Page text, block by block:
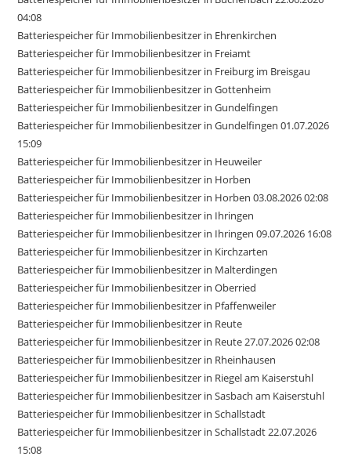
04:08
Batteriespeicher für Immobilienbesitzer in Ehrenkirchen
Batteriespeicher für Immobilienbesitzer in Freiamt
Batteriespeicher für Immobilienbesitzer in Freiburg im Breisgau
Batteriespeicher für Immobilienbesitzer in Gottenheim
Batteriespeicher für Immobilienbesitzer in Gundelfingen
Batteriespeicher für Immobilienbesitzer in Gundelfingen 01.07.2026
15:09
Batteriespeicher für Immobilienbesitzer in Heuweiler
Batteriespeicher für Immobilienbesitzer in Horben
Batteriespeicher für Immobilienbesitzer in Horben 03.08.2026 02:08
Batteriespeicher für Immobilienbesitzer in Ihringen
Batteriespeicher für Immobilienbesitzer in Ihringen 09.07.2026 16:08
Batteriespeicher für Immobilienbesitzer in Kirchzarten
Batteriespeicher für Immobilienbesitzer in Malterdingen
Batteriespeicher für Immobilienbesitzer in Oberried
Batteriespeicher für Immobilienbesitzer in Pfaffenweiler
Batteriespeicher für Immobilienbesitzer in Reute
Batteriespeicher für Immobilienbesitzer in Reute 27.07.2026 02:08
Batteriespeicher für Immobilienbesitzer in Rheinhausen
Batteriespeicher für Immobilienbesitzer in Riegel am Kaiserstuhl
Batteriespeicher für Immobilienbesitzer in Sasbach am Kaiserstuhl
Batteriespeicher für Immobilienbesitzer in Schallstadt
Batteriespeicher für Immobilienbesitzer in Schallstadt 22.07.2026
15:08